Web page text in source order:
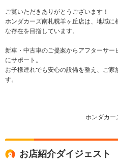
ご覧いただきありがとうございます！
ホンダカーズ南札幌羊ヶ丘店は、地域
な存在を目指しています。
新車・中古車のご提案からアフターサ
にサポート。
お子様連れでも安心の設備を整え、ご家
す。
ホンダカー
お店紹介ダイジェスト